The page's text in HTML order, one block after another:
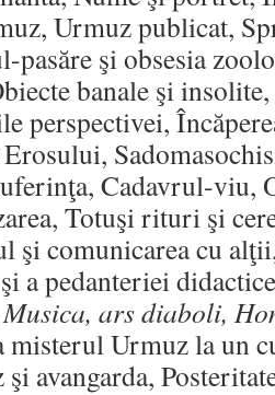
Urmuz publicat,
pasăre şi obsesia
banale şi
perspectivei,
Cadavrul-viu,
Totuşi rituri şi
şi comunicarea cu
a pedanteriei
Musica, ars diaboli,
Urmuz la un
avangarda,